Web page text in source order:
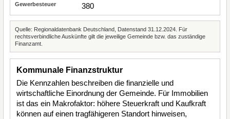
380
Quelle: Regionaldatenbank Deutschland, Datenstand 31.12.2024. Für
rechtsverbindliche Auskünfte gilt die jeweilige Gemeinde bzw. das zuständige
Finanzamt.
Kommunale Finanzstruktur
Die Kennzahlen beschreiben die finanzielle und
wirtschaftliche Einordnung der Gemeinde. Für Immobilien
ist das ein Makrofaktor: höhere Steuerkraft und Kaufkraft
können auf einen tragfähigeren Standort hinweisen,